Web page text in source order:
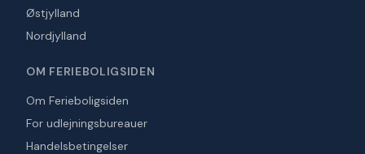
Østjylland
Nordjylland
OM FERIEBOLIGSIDEN
Om Ferieboligsiden
For udlejningsbureauer
Handelsbetingelser